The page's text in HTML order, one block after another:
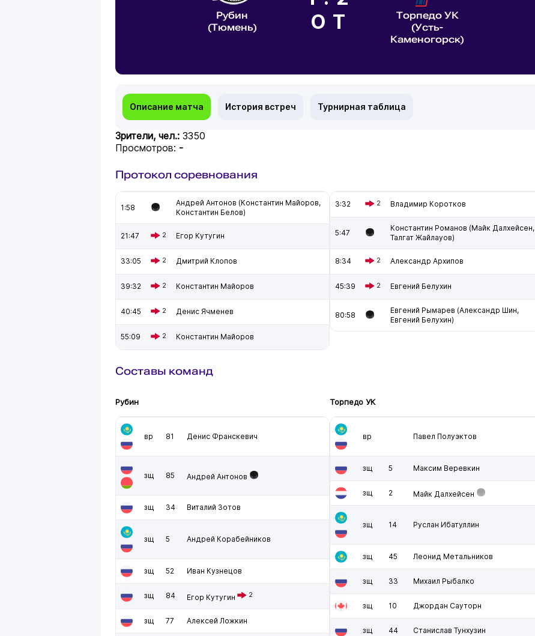
Рубин
(Тюмень)
ОТ
Торпедо УК
(Усть-
Каменогорск)
Описание матча История встреч Турнирная таблица
Зрители, чел.: 3350
Просмотров: -
Протокол соревнования
1:58
Андрей Антонов (Константин Майоров,
Константин Белов)
21:47 2 Егор Кутугин
33:05 2 Дмитрий Клопов
39:32 2 Константин Майоров
40:45 2 Денис Ячменев
55:09 2 Константин Майоров
3:32 2 Владимир Коротков
5:47
Константин Романов (Майк Далхейсен,
Талгат Жайлауов)
8:34 2 Александр Архипов
45:39 2 Евгений Белухин
80:58
Евгений Рымарев (Александр Шин,
Евгений Белухин)
Составы команд
Рубин
вр 81 Денис Франскевич
зщ 85 Андрей Антонов
зщ 34 Виталий Зотов
зщ 5 Андрей Корабейников
зщ 52 Иван Кузнецов
зщ 84 Егор Кутугин 2
зщ 77 Алексей Ложкин
Торпедо УК
вр Павел Полуэктов
зщ 5 Максим Веревкин
зщ 2 Майк Далхейсен
зщ 14 Руслан Ибатуллин
зщ 45 Леонид Метальников
зщ 33 Михаил Рыбалко
зщ 10 Джордан Сауторн
зщ 44 Станислав Тунхузин